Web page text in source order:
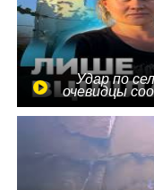
Удар по
очевидцы